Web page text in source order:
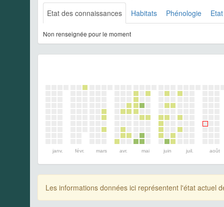
Etat des connaissances Habitats Phénologie
Non renseignée pour le moment
janv. févr. mars avr. mai juin juil. août
Les informations données ici représentent l'état actuel